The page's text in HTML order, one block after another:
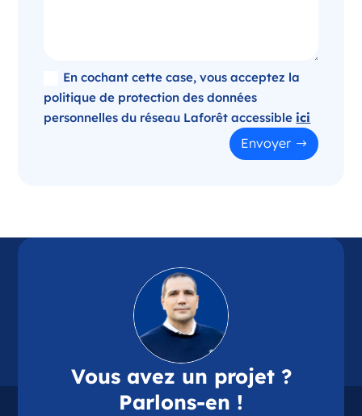
Opportunité d’ouverture à Panazol
Opportunité d’ouverture à Chamalières
Chamalières Auvergne-Rhône-Alpes
France
: 63075
En cochant cette case, vous acceptez la
politique de protection des données
personnelles du réseau Laforêt accessible ici
Envoyer
Vous avez un projet ?
Parlons-en !